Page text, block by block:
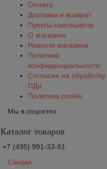
Оплата
Доставка и возврат
Пункты самовывоза
О магазине
Новости магазина
Политика
конфиденциальности
Согласие на обработку
ПДн
Политика cookie
Мы в соцсетях:
Каталог товаров
+7 (495) 991-33-81
Скидки